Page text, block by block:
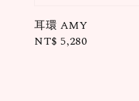
耳環 AMY
Regular
NT$ 5,280